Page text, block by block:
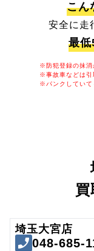
こん
安全に走
最
※防犯登録の抹消
※事故車などは引
※パンクしていて
埼玉大宮店
048-685-